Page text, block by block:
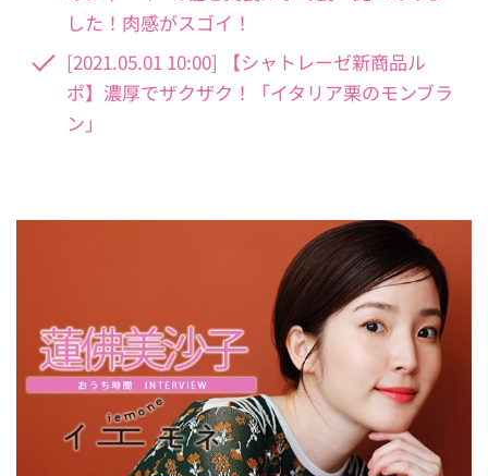
した！肉感がスゴイ！
[2021.05.01 10:00] 【シャトレーゼ新商品ル
ポ】濃厚でザクザク！「イタリア栗のモンブラ
ン」